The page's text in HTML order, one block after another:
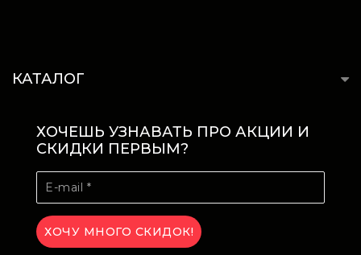
КАТАЛОГ
ХОЧЕШЬ УЗНАВАТЬ ПРО АКЦИИ И
СКИДКИ ПЕРВЫМ?